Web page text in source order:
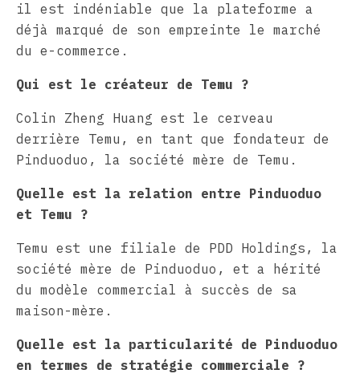
il est indéniable que la plateforme a
déjà marqué de son empreinte le marché
du e-commerce.
Qui est le créateur de Temu ?
Colin Zheng Huang est le cerveau
derrière Temu, en tant que fondateur de
Pinduoduo, la société mère de Temu.
Quelle est la relation entre Pinduoduo
et Temu ?
Temu est une filiale de PDD Holdings, la
société mère de Pinduoduo, et a hérité
du modèle commercial à succès de sa
maison-mère.
Quelle est la particularité de Pinduoduo
en termes de stratégie commerciale ?